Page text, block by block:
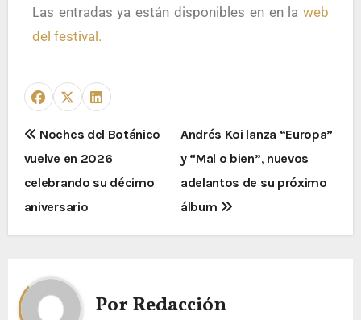
Las entradas ya están disponibles en en laweb
del festival.
Noches del Botánico
vuelve en 2026
celebrando su décimo
aniversario
Andrés Koi lanza “Europa”
y “Mal o bien”, nuevos
adelantos de su próximo
álbum
PorRedacción